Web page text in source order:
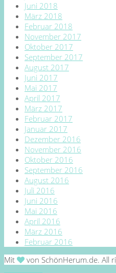
Juni 2018
März 2018
Februar 2018
November 2017
Oktober 2017
September 2017
August 2017
Juni 2017
Mai 2017
April 2017
März 2017
Februar 2017
Januar 2017
Dezember 2016
November 2016
Oktober 2016
September 2016
August 2016
Juli 2016
Juni 2016
Mai 2016
April 2016
März 2016
Februar 2016
Mit
von SchönHerum.de. All